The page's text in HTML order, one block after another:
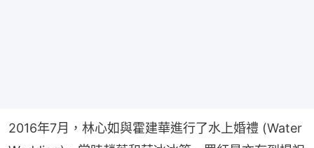
2016年7月，林心如與霍建華進行了水上婚禮 (Water